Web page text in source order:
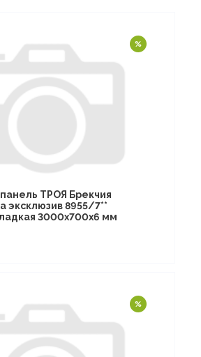
ТРОЯ Брекчия
эксклюзив 8955/7**
3000х700х6 мм